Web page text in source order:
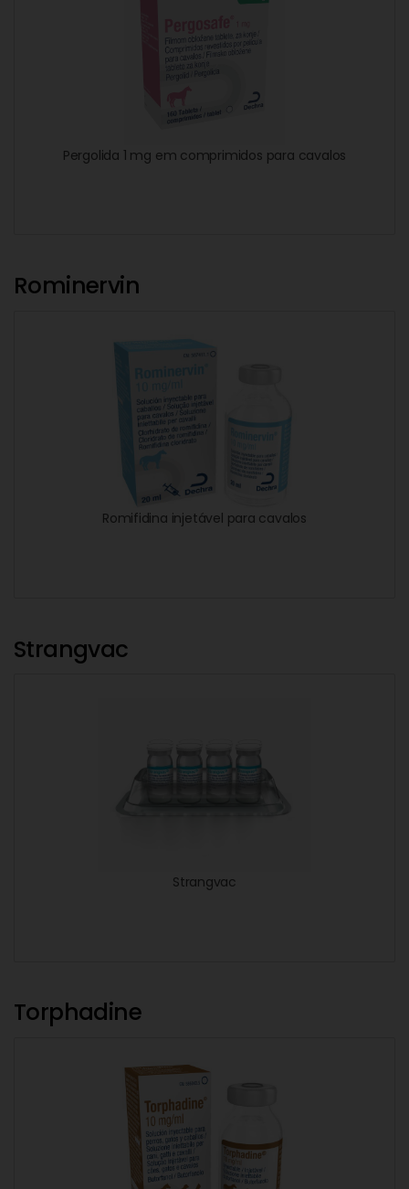
Pergolida 1 mg em comprimidos para cavalos
Rominervin
Romifidina injetável para cavalos
Strangvac
Strangvac
Torphadine